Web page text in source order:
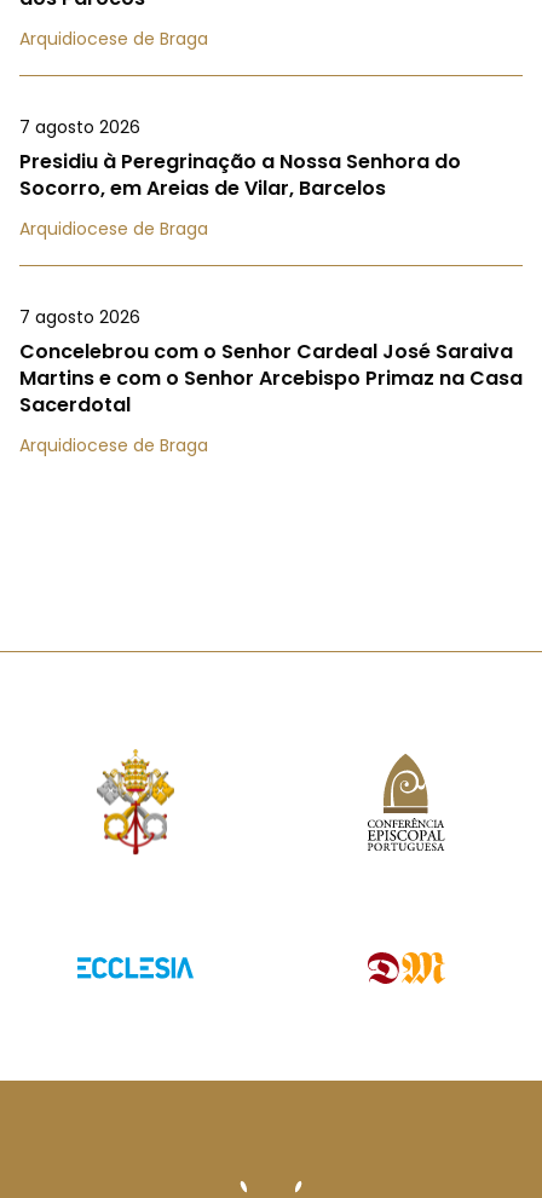
Arquidiocese de Braga
7 agosto 2026
Presidiu à Peregrinação a Nossa Senhora do
Socorro, em Areias de Vilar, Barcelos
Arquidiocese de Braga
7 agosto 2026
Concelebrou com o Senhor Cardeal José Saraiva
Martins e com o Senhor Arcebispo Primaz na Casa
Sacerdotal
Arquidiocese de Braga